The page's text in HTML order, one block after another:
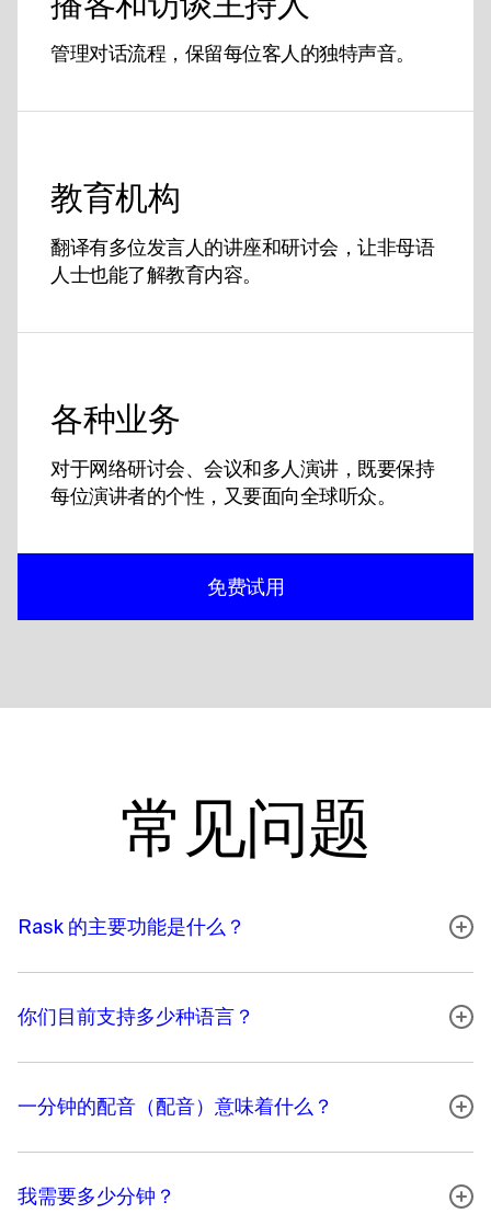
管理对话流程，保留每位客人的独特声音。
教育机构
翻译有多位发言人的讲座和研讨会，让非母语
人士也能了解教育内容。
各种业务
对于网络研讨会、会议和多人演讲，既要保持
每位演讲者的个性，又要面向全球听众。
免费试用
常见问题
Rask 的主要功能是什么？
你们目前支持多少种语言？
一分钟的配音（配音）意味着什么？
我需要多少分钟？